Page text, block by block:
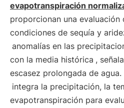
evapotranspiración
proporcionan una evaluación
condiciones de sequía y
anomalías en las
con la media histórica ,
escasez prolongada de agua.
integra la precipitación, la
evapotranspiración para